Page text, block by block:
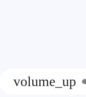
volume_up